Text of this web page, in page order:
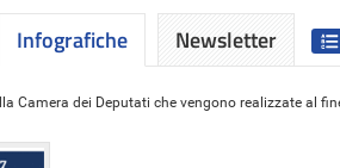
Infografiche
Camera dei Deputati che vengono realizzate al
Newsletter